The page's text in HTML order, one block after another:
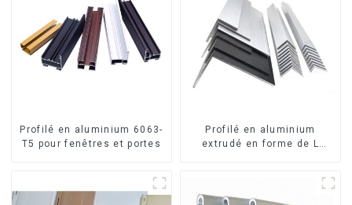
Profilé en aluminium 6063-
T5 pour fenêtres et portes
Profilé en aluminium
extrudé en forme de L